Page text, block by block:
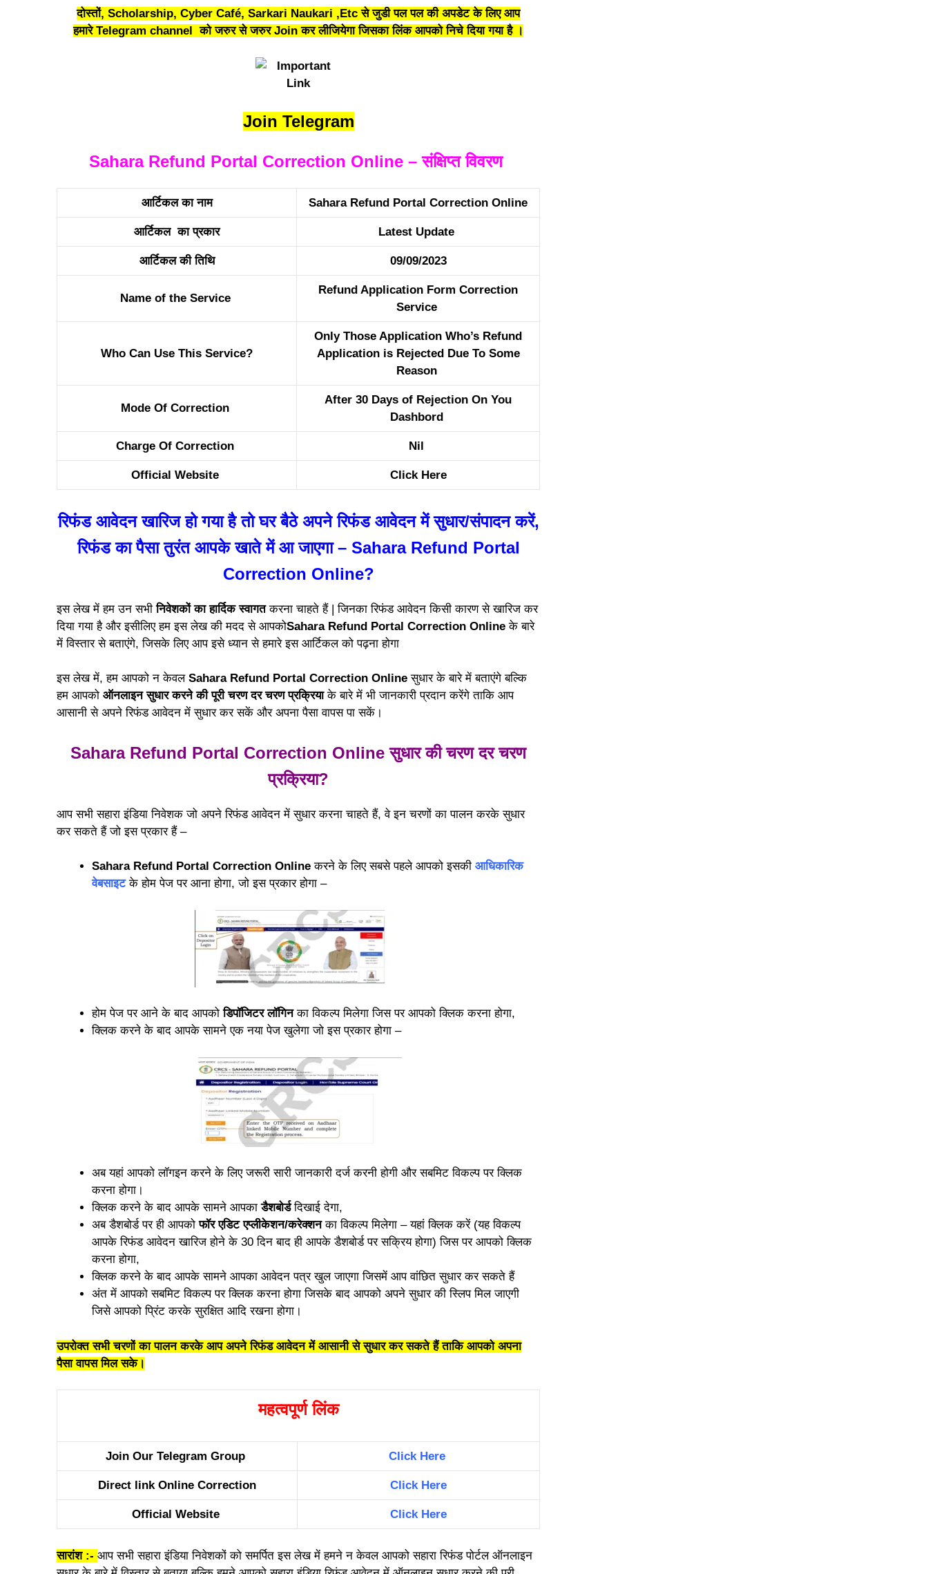
दोस्तों, Scholarship, Cyber Café, Sarkari Naukari ,Etc से जुडी पल पल की अपडेट के लिए आप
हमारे Telegram channel को जरुर से जरुर Join कर लीजियेगा जिसका लिंक आपको निचे दिया गया है ।
Join Telegram
Sahara Refund Portal Correction Online – संक्षिप्त विवरण
आर्टिकल का नाम Sahara Refund Portal Correction Online
आर्टिकल का प्रकार Latest Update
आर्टिकल की तिथि 09/09/2023
Name of the Service
Refund Application Form Correction
Service
Who Can Use This Service?
Only Those Application Who’s Refund
Application is Rejected Due To Some
Reason
Mode Of Correction
After 30 Days of Rejection On You
Dashbord
Charge Of Correction Nil
Official Website Click Here
रिफंड आवेदन खारिज हो गया है तो घर बैठे अपने रिफंड आवेदन में सुधार/संपादन करें,
रिफंड का पैसा तुरंत आपके खाते में आ जाएगा – Sahara Refund Portal
Correction Online?
इस लेख में हम उन सभीनिवेशकों का हार्दिक स्वागतकरना चाहते हैं | जिनका रिफंड आवेदन किसी कारण से खारिज कर
दिया गया है और इसीलिए हम इस लेख की मदद से आपकोSahara Refund Portal Correction Online के बारे
में विस्तार से बताएंगे, जिसके लिए आप इसे ध्यान से हमारे इस आर्टिकल को पढ़ना होगा
इस लेख में, हम आपको न केवल Sahara Refund Portal Correction Online सुधार के बारे में बताएंगे बल्कि
हम आपको ऑनलाइन सुधार करने की पूरी चरण दर चरण प्रक्रियाके बारे में भी जानकारी प्रदान करेंगे ताकि आप
आसानी से अपने रिफंड आवेदन में सुधार कर सकें और अपना पैसा वापस पा सकें।
Sahara Refund Portal Correction Online सुधार की चरण दर चरण
प्रक्रिया?
आप सभी सहारा इंडिया निवेशक जो अपने रिफंड आवेदन में सुधार करना चाहते हैं, वे इन चरणों का पालन करके सुधार
कर सकते हैं जो इस प्रकार हैं –
Sahara Refund Portal Correction Online करने के लिए सबसे पहले आपको इसकी आधिकारिक
वेबसाइटके होम पेज पर आना होगा, जो इस प्रकार होगा –
होम पेज पर आने के बाद आपकोडिपॉजिटर लॉगिनका विकल्प मिलेगा जिस पर आपको क्लिक करना होगा,
क्लिक करने के बाद आपके सामने एक नया पेज खुलेगा जो इस प्रकार होगा –
अब यहां आपको लॉगइन करने के लिए जरूरी सारी जानकारी दर्ज करनी होगी और सबमिट विकल्प पर क्लिक
करना होगा।
क्लिक करने के बाद आपके सामने आपकाडैशबोर्डदिखाई देगा,
अब डैशबोर्ड पर ही आपकोफॉर एडिट एप्लीकेशन/करेक्शनका विकल्प मिलेगा – यहां क्लिक करें (यह विकल्प
आपके रिफंड आवेदन खारिज होने के 30 दिन बाद ही आपके डैशबोर्ड पर सक्रिय होगा) जिस पर आपको क्लिक
करना होगा,
क्लिक करने के बाद आपके सामने आपका आवेदन पत्र खुल जाएगा जिसमें आप वांछित सुधार कर सकते हैं
अंत में आपको सबमिट विकल्प पर क्लिक करना होगा जिसके बाद आपको अपने सुधार की स्लिप मिल जाएगी
जिसे आपको प्रिंट करके सुरक्षित आदि रखना होगा।
उपरोक्त सभी चरणों का पालन करके आप अपने रिफंड आवेदन में आसानी से सुधार कर सकते हैं ताकि आपको अपना
पैसा वापस मिल सके।
महत्वपूर्ण लिंक
Join Our Telegram Group Click Here
Direct link Online Correction Click Here
Official Website Click Here
सारांश :- आप सभी सहारा इंडिया निवेशकों को समर्पित इस लेख में हमने न केवल आपको सहारा रिफंड पोर्टल ऑनलाइन